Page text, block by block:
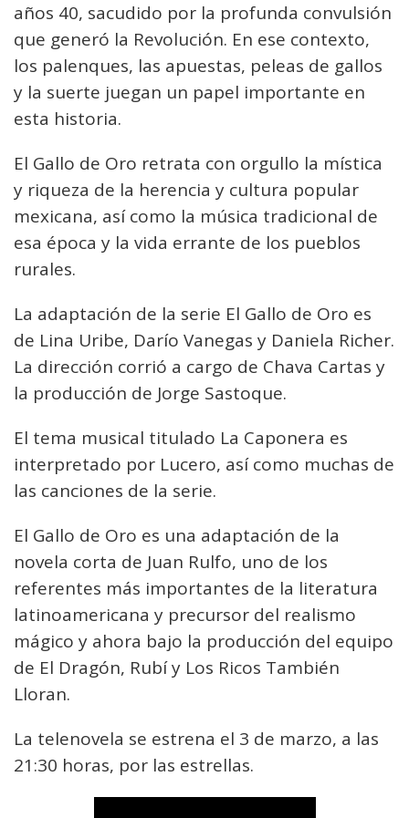
años 40, sacudido por la profunda convulsión
que generó la Revolución. En ese contexto,
los palenques, las apuestas, peleas de gallos
y la suerte juegan un papel importante en
esta historia.
El Gallo de Oro retrata con orgullo la mística
y riqueza de la herencia y cultura popular
mexicana, así como la música tradicional de
esa época y la vida errante de los pueblos
rurales.
La adaptación de la serie El Gallo de Oro es
de Lina Uribe, Darío Vanegas y Daniela Richer.
La dirección corrió a cargo de Chava Cartas y
la producción de Jorge Sastoque.
El tema musical titulado La Caponera es
interpretado por Lucero, así como muchas de
las canciones de la serie.
El Gallo de Oro es una adaptación de la
novela corta de Juan Rulfo, uno de los
referentes más importantes de la literatura
latinoamericana y precursor del realismo
mágico y ahora bajo la producción del equipo
de El Dragón, Rubí y Los Ricos También
Lloran.
La telenovela se estrena el 3 de marzo, a las
21:30 horas, por las estrellas.